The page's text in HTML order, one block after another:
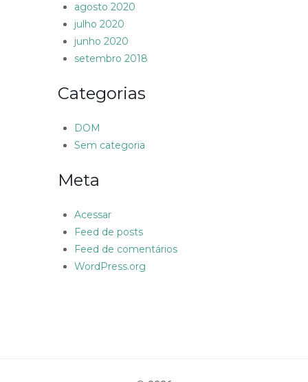
agosto 2020
julho 2020
junho 2020
setembro 2018
Categorias
DOM
Sem categoria
Meta
Acessar
Feed de posts
Feed de comentários
WordPress.org